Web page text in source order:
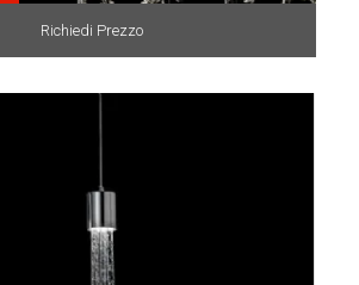
Richiedi Prezzo